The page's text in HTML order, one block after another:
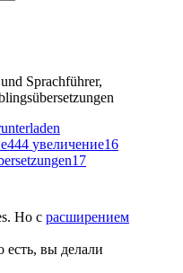
Sprachführer,
444 увеличение16
17
Но с расширением
есть, вы делали